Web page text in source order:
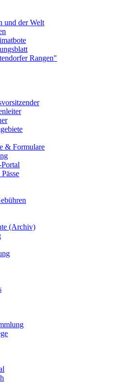
und der Welt
Rangen"
& Formulare
(Archiv)